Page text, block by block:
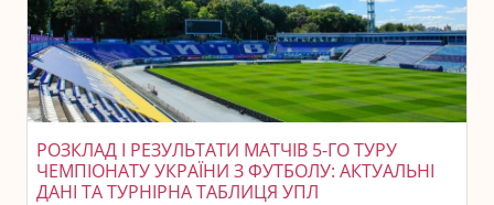
РОЗКЛАД І РЕЗУЛЬТАТИ МАТЧІВ 5-ГО ТУРУ
ЧЕМПІОНАТУ УКРАЇНИ З ФУТБОЛУ: АКТУАЛЬНІ
ДАНІ ТА ТУРНІРНА ТАБЛИЦЯ УПЛ